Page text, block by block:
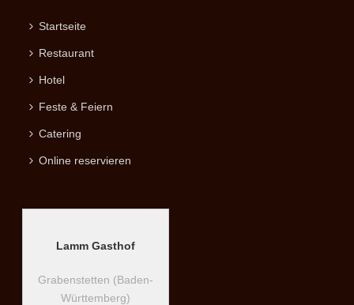
Startseite
Restaurant
Hotel
Feste & Feiern
Catering
Online reservieren
Lamm Gasthof
Grabenstetten (Baden-
Württemberg)